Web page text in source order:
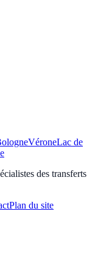
VéroneLac de
des transferts
Plan du site